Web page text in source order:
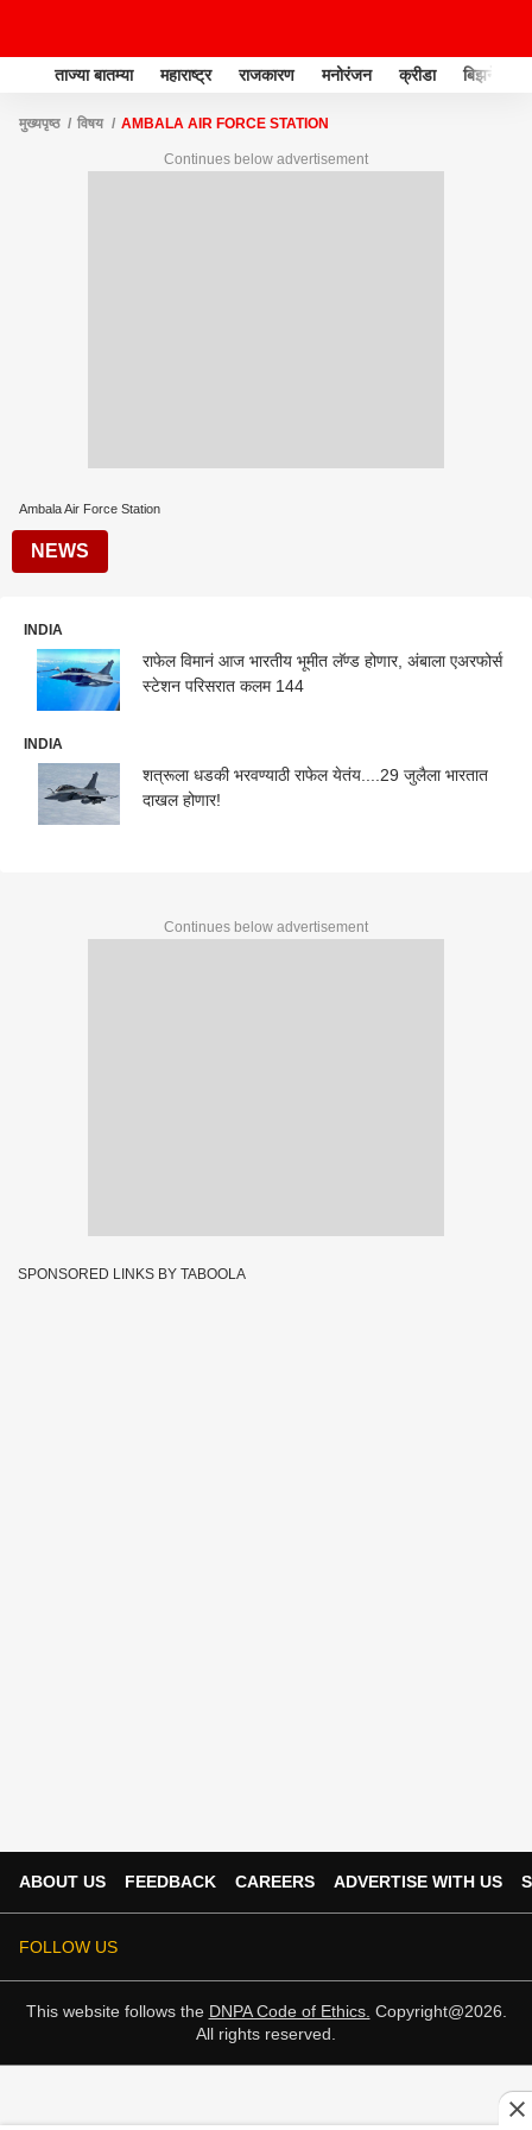
ताज्या बातम्या महाराष्ट्र राजकारण मनोरंजन क्रीडा बिझनेस
मुख्यपृष्ठ विषय AMBALA AIR FORCE STATION
Continues below advertisement
Ambala Air Force Station
NEWS
INDIA
राफेल विमानं आज भारतीय भूमीत लॅण्ड होणार, अंबाला एअरफोर्स
स्टेशन परिसरात कलम 144
INDIA
शत्रूला धडकी भरवण्याठी राफेल येतंय....29 जुलैला भारतात
दाखल होणार!
Continues below advertisement
SPONSORED LINKS BY TABOOLA
ABOUT US FEEDBACK CAREERS ADVERTISE WITH US
FOLLOW US
This website follows the DNPA Code of Ethics. Copyright@2026.
All rights reserved.